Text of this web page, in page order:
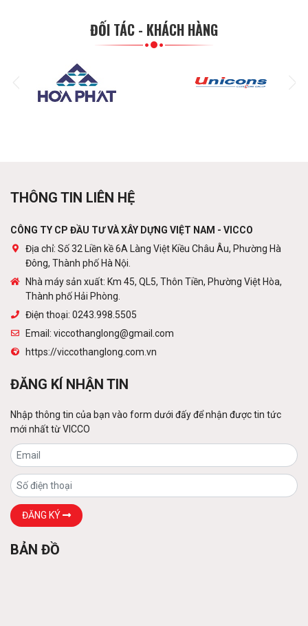
Sàn thép decking
Liên hệ
Khung thép tiền chế
Cột viễn thông
Liên hệ
Tấm lợp lớp phủ kim loại
ĐỐI TÁC - KHÁCH HÀNG
THÔNG TIN LIÊN HỆ
CÔNG TY CP ĐẦU TƯ VÀ XÂY DỰNG VIỆT NAM - VICCO
Địa chỉ: Số 32 Liền kề 6A Làng Việt Kiều Châu Âu, Phường Hà
Đông, Thành phố Hà Nội.
Nhà máy sản xuất: Km 45, QL5, Thôn Tiền, Phường Việt Hòa,
Thành phố Hải Phòng.
Điện thoại: 0243.998.5505
Email: viccothanglong@gmail.com
https://viccothanglong.com.vn
ĐĂNG KÍ NHẬN TIN
Nhập thông tin của bạn vào form dưới đấy để nhận được tin tức
mới nhất từ VICCO
ĐĂNG KÝ
BẢN ĐỒ